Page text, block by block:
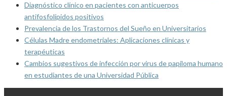
Diagnóstico clínico en pacientes con anticuerpos
antifosfolípidos positivos
Prevalencia de los Trastornos del Sueño en Universitarios
Células Madre endometriales: Aplicaciones clínicas y
terapéuticas
Cambios sugestivos de infección por virus de papiloma humano
en estudiantes de una Universidad Pública